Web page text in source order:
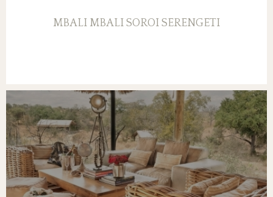
MBALI MBALI SOROI SERENGETI